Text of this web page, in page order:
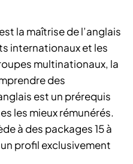
la maîtrise de l’anglais
internationaux et les
multinationaux, la
des
est un prérequis
les mieux rémunérés.
à des packages 15 à
profil exclusivement